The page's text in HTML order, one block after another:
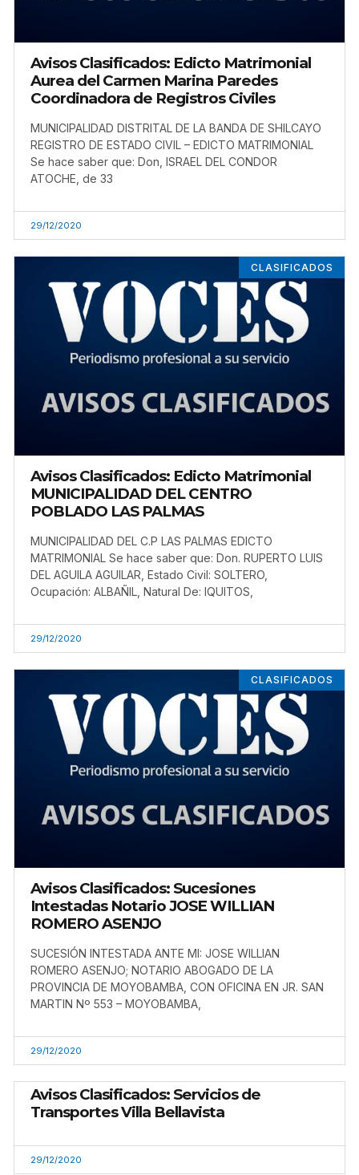
Avisos Clasificados: Edicto Matrimonial
Aurea del Carmen Marina Paredes
Coordinadora de Registros Civiles
MUNICIPALIDAD DISTRITAL DE LA BANDA DE SHILCAYO
REGISTRO DE ESTADO CIVIL – EDICTO MATRIMONIAL
Se hace saber que: Don, ISRAEL DEL CONDOR
ATOCHE, de 33
29/12/2020
CLASIFICADOS
Avisos Clasificados: Edicto Matrimonial
MUNICIPALIDAD DEL CENTRO
POBLADO LAS PALMAS
MUNICIPALIDAD DEL C.P LAS PALMAS EDICTO
MATRIMONIAL Se hace saber que: Don. RUPERTO LUIS
DEL AGUILA AGUILAR, Estado Civil: SOLTERO,
Ocupación: ALBAÑIL, Natural De: IQUITOS,
29/12/2020
CLASIFICADOS
Avisos Clasificados: Sucesiones
Intestadas Notario JOSE WILLIAN
ROMERO ASENJO
SUCESIÓN INTESTADA ANTE MI: JOSE WILLIAN
ROMERO ASENJO; NOTARIO ABOGADO DE LA
PROVINCIA DE MOYOBAMBA, CON OFICINA EN JR. SAN
MARTIN Nº 553 – MOYOBAMBA,
29/12/2020
Avisos Clasificados: Servicios de
Transportes Villa Bellavista
29/12/2020